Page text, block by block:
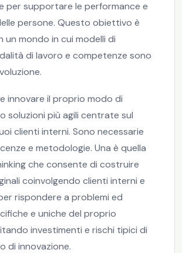
per supportare le performance e
persone. Questo obiettivo è
un mondo in cui modelli di
di lavoro e competenze sono
innovare il proprio modo di
soluzioni più agili centrate sul
clienti interni. Sono necessarie
e metodologie. Una è quella
che consente di costruire
coinvolgendo clienti interni e
rispondere a problemi ed
e uniche del proprio
investimenti e rischi tipici di
di innovazione.